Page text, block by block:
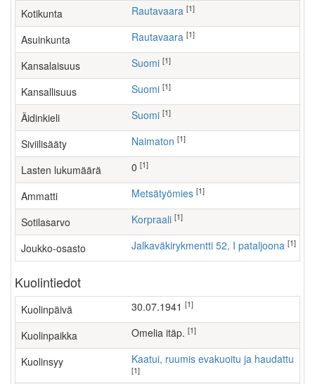
Kotikunta Rautavaara [1]
Asuinkunta Rautavaara [1]
Kansalaisuus Suomi [1]
Kansallisuus Suomi [1]
Äidinkieli Suomi [1]
Siviilisääty Naimaton [1]
Lasten lukumäärä [1]
Ammatti metsätyömies [1]
Sotilasarvo Korpraali [1]
Joukko-osasto Jalkaväkirykmentti 52, I pataljoona [1]
Kuolintiedot
Kuolinpäivä 30.07.1941 [1]
Kuolinpaikka Omelia itäp. [1]
Kuolinsyy Kaatui, ruumis evakuoitu ja haudattu
[1]